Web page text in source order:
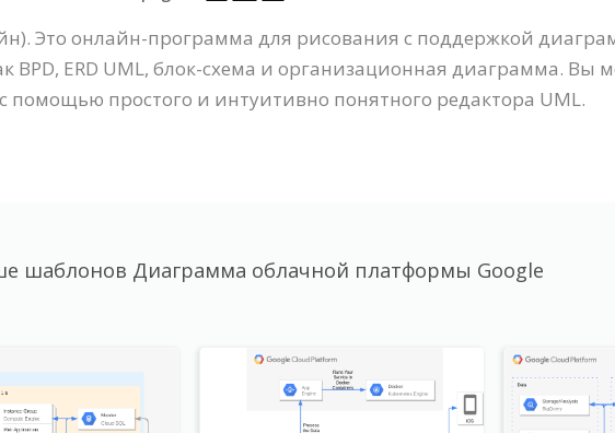
Это онлайн-программа для рисования с поддержкой
ERD UML, блок-схема и организационная диаграмма. Вы
помощью простого и интуитивно понятного редактора UML.
шаблонов Диаграмма облачной платформы Google